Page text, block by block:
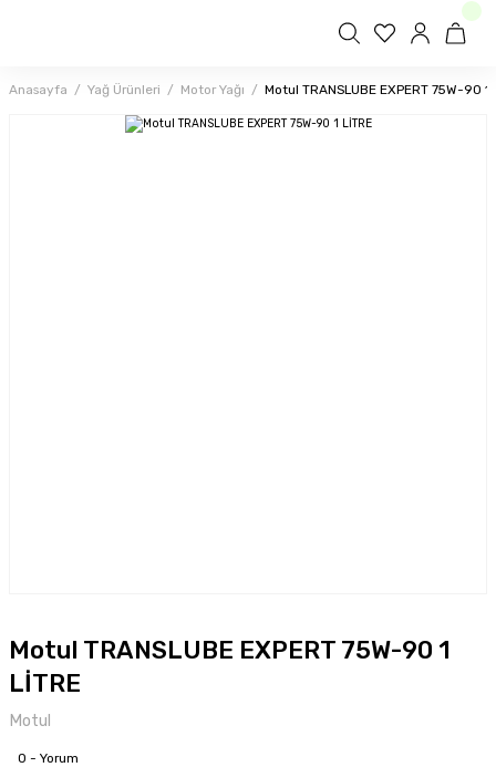
Anasayfa Yağ Ürünleri Motor Yağı Motul TRANSLUBE EXPERT 75W-90 1
Motul TRANSLUBE EXPERT 75W-90 1
LİTRE
Motul
0 - Yorum